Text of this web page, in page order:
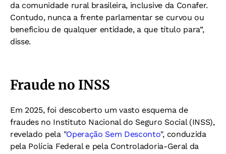
da comunidade rural brasileira, inclusive da Conafer.
Contudo, nunca a frente parlamentar se curvou ou
beneficiou de qualquer entidade, a que título para”,
disse.
Fraude no INSS
Em 2025, foi descoberto um vasto esquema de
fraudes no Instituto Nacional do Seguro Social (INSS),
revelado pela "Operação Sem Desconto", conduzida
pela Polícia Federal e pela Controladoria-Geral da